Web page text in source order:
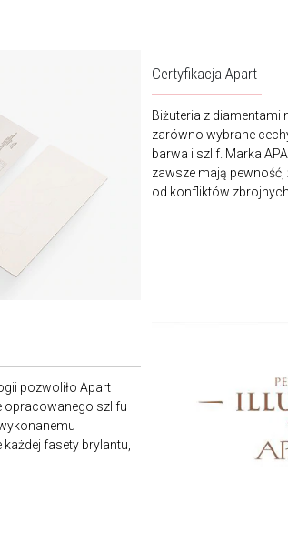
Certyfikacja Apart
Biżuteria z diamentami
zarówno wybrane
barwa i szlif. Marka
zawsze mają pewność,
od konfliktów zbrojnych.
pozwoliło Apart
opracowanego szlifu
fasety brylantu,